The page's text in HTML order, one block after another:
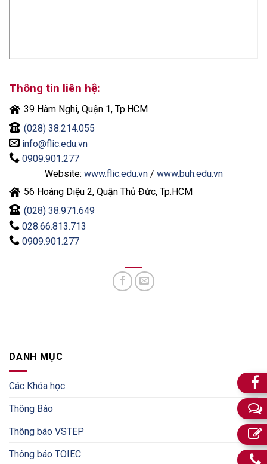
Thông tin liên hệ:
39 Hàm Nghi, Quận 1, Tp.HCM
(028) 38.214.055
info@flic.edu.vn
0909.901.277
Website: www.flic.edu.vn/ www.buh.edu.vn
56 Hoàng Diệu 2, Quận Thủ Đức, Tp.HCM
(028) 38.971.649
028.66.813.713
0909.901.277
DANH MỤC
Các Khóa học
Thông Báo
Thông báo VSTEP
Thông báo TOIEC